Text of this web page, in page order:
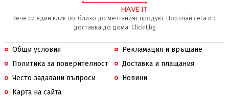
Вече си един клик по-близо до мечтаният продукт. Поръчай сега и с
доставка до дома! ClickIt.bg
Общи условия
Рекламация и връщане
Политика за поверителност
Доставка и плащания
Често задавани въпроси
Новини
Карта на сайта